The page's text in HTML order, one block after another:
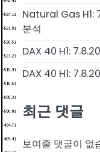
Natural Gas H1:
분석
DAX 40 H1:
DAX 40 H1:
최근 댓글
보여줄 댓글이 없